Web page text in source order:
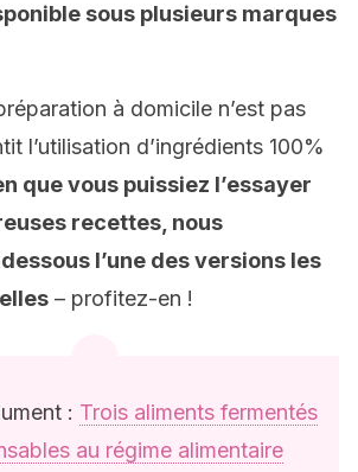
sous plusieurs marques
à domicile n’est pas
l’utilisation d’ingrédients 100%
que vous puissiez l’essayer
recettes, nous
l’une des versions les
– profitez-en !
: Trois aliments fermentés
au régime alimentaire